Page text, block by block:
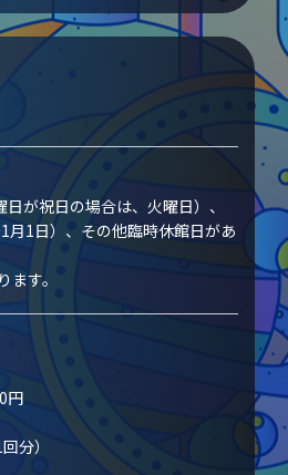
が祝日の場合は、火曜日）、
月1日）、その他臨時休館日があ
す。
円
分）